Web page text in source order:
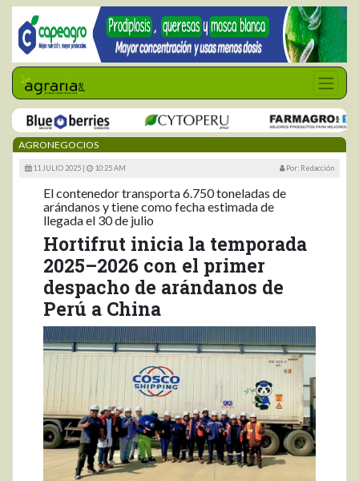
AGRONEGOCIOS
11 JULIO 2025 | 10:25 AM Por: Redacción
El contenedor transporta 6.750 toneladas de
arándanos y tiene como fecha estimada de
llegada el 30 de julio
Hortifrut inicia la temporada
2025–2026 con el primer
despacho de arándanos de
Perú a China